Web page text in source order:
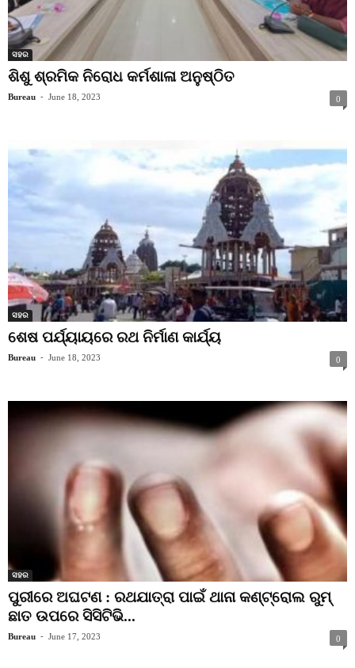
ସହର
ଶିଶୁ ଶ୍ରମିକ ନିରୋଧ କର୍ମଶାଳା ଅନୁଷ୍ଠିତ
Bureau - June 18, 2023 0
ସହର
ଶେଷ ପର୍ଯ୍ୟାୟରେ ରଥ ନିର୍ମାଣ କାର୍ଯ୍ୟ
Bureau - June 18, 2023 0
ସହର
ପୁରୀରେ ଅଘଟଣ : ରଥଯାତ୍ରା ପାଇଁ ଥାନା କଣ୍ଟ୍ରୋଲ ରୁମ୍
ଛାତ ଉପରେ ସିସିଟିଭି...
Bureau - June 17, 2023 0